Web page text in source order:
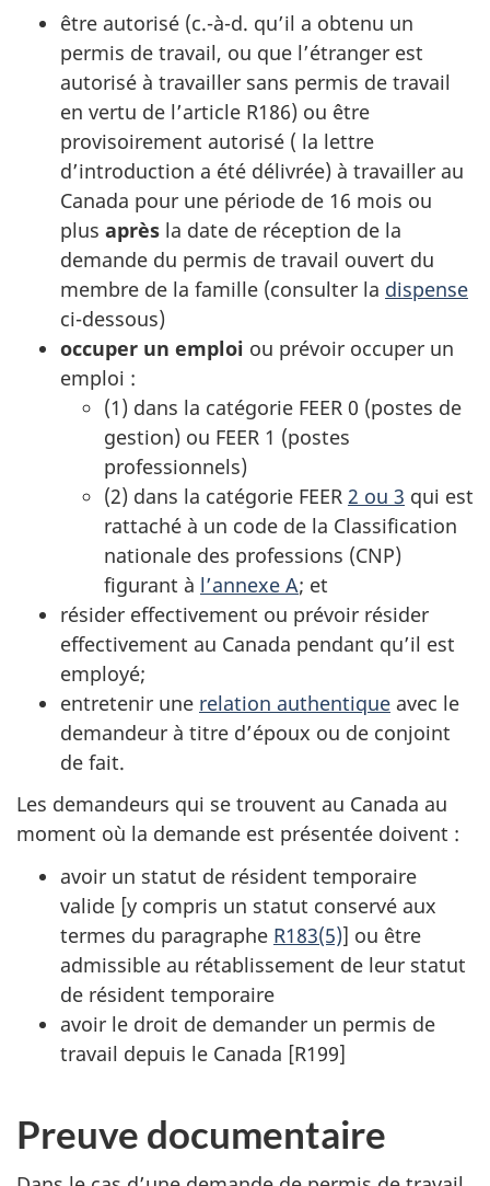
être autorisé (c.-à-d. qu’il a obtenu un
permis de travail, ou que l’étranger est
autorisé à travailler sans permis de travail
en vertu de l’article R186) ou être
provisoirement autorisé ( la lettre
d’introduction a été délivrée) à travailler au
Canada pour une période de 16 mois ou
plus après la date de réception de la
demande du permis de travail ouvert du
membre de la famille (consulter la dispense
ci-dessous)
occuper un emploi ou prévoir occuper un
emploi :
(1) dans la catégorie FEER 0 (postes de
gestion) ou FEER 1 (postes
professionnels)
(2) dans la catégorie FEER 2 ou 3 qui est
rattaché à un code de la Classification
nationale des professions (CNP)
figurant à l’annexe A; et
résider effectivement ou prévoir résider
effectivement au Canada pendant qu’il est
employé;
entretenir une relation authentique avec le
demandeur à titre d’époux ou de conjoint
de fait.
Les demandeurs qui se trouvent au Canada au
moment où la demande est présentée doivent :
avoir un statut de résident temporaire
valide [y compris un statut conservé aux
termes du paragraphe R183(5)] ou être
admissible au rétablissement de leur statut
de résident temporaire
avoir le droit de demander un permis de
travail depuis le Canada [R199]
Preuve documentaire